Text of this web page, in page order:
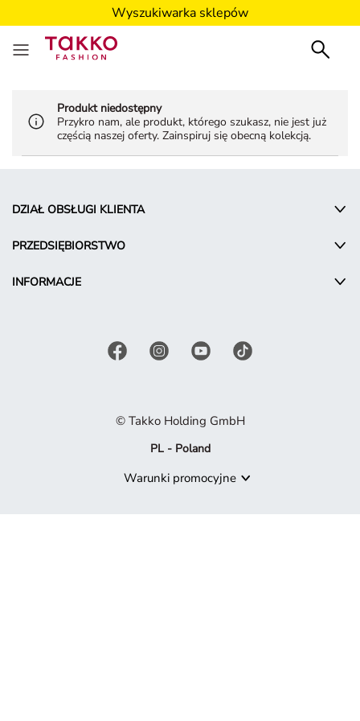
Wyszukiwarka sklepów
Produkt niedostępny
Przykro nam, ale produkt, którego szukasz, nie jest już
częścią naszej oferty. Zainspiruj się obecną kolekcją.
DZIAŁ OBSŁUGI KLIENTA
PRZEDSIĘBIORSTWO
INFORMACJE
© Takko Holding GmbH
PL - Poland
Warunki promocyjne